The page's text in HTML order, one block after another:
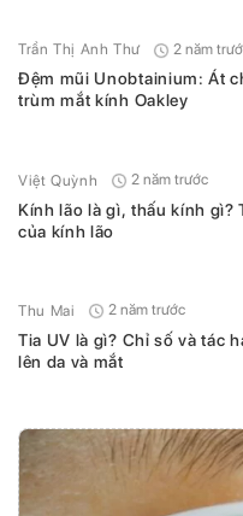
Trần Thị Anh Thư 2 năm
Đệm mũi Unobtainium: Át
trùm mắt kính Oakley
Việt Quỳnh 2 năm trước
Kính lão là gì, thấu kính gì?
của kính lão
Thu Mai 2 năm trước
Tia UV là gì? Chỉ số và tác
lên da và mắt